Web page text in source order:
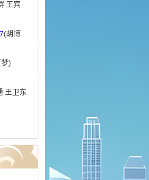
王宾
(胡博
)
王卫东